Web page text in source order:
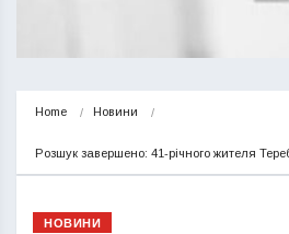
Home Новини
Розшук завершено: 41-річного жителя
НОВИНИ